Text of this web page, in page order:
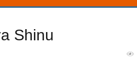
Shinu